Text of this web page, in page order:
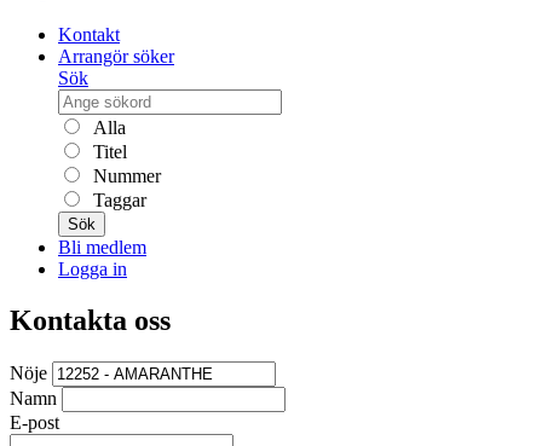
Kontakt
Arrangör söker
Sök
Alla
Titel
Nummer
Taggar
Sök
Bli medlem
Logga in
Kontakta oss
Nöje
Namn
E-post